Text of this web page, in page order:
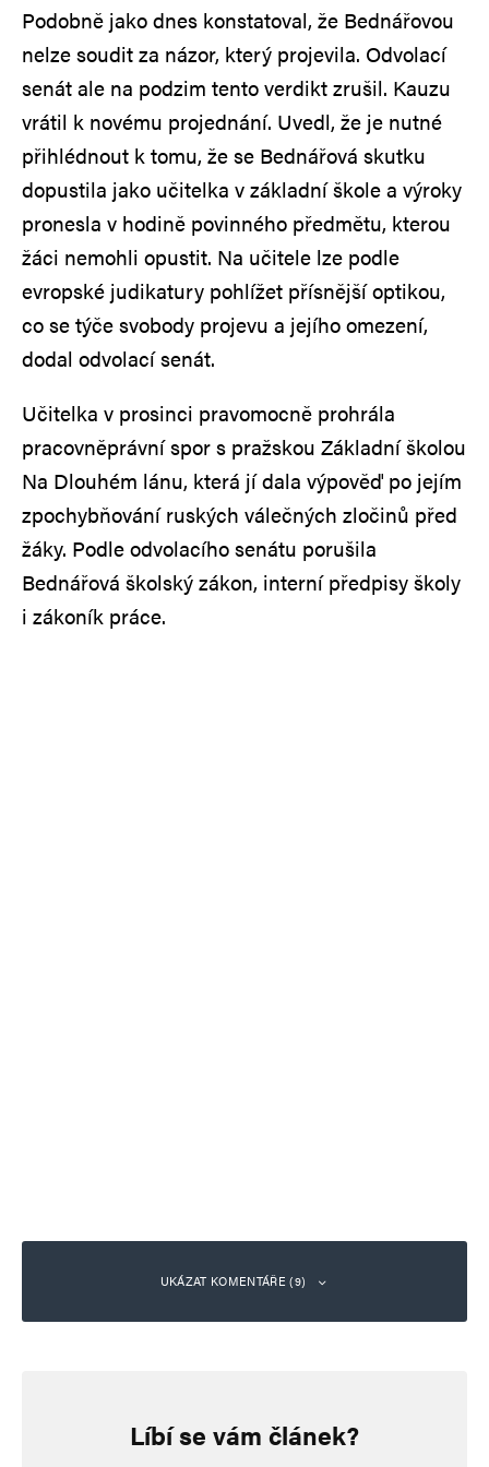
Podobně jako dnes konstatoval, že Bednářovou
nelze soudit za názor, který projevila. Odvolací
senát ale na podzim tento verdikt zrušil. Kauzu
vrátil k novému projednání. Uvedl, že je nutné
přihlédnout k tomu, že se Bednářová skutku
dopustila jako učitelka v základní škole a výroky
pronesla v hodině povinného předmětu, kterou
žáci nemohli opustit. Na učitele lze podle
evropské judikatury pohlížet přísnější optikou,
co se týče svobody projevu a jejího omezení,
dodal odvolací senát.
Učitelka v prosinci pravomocně prohrála
pracovněprávní spor s pražskou Základní školou
Na Dlouhém lánu, která jí dala výpověď po jejím
zpochybňování ruských válečných zločinů před
žáky. Podle odvolacího senátu porušila
Bednářová školský zákon, interní předpisy školy
i zákoník práce.
UKÁZAT KOMENTÁŘE (9)
26. 1. 2024 (21:33)
Líbí se vám článek?